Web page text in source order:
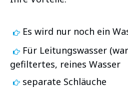
Es wird nur noch ein
Für Leitungswasser
gefiltertes, reines Wasser
separate Schläuche